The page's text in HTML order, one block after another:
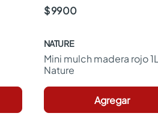
$ 9900
NATURE
Mini mulch madera rojo 1L
Nature
Agregar